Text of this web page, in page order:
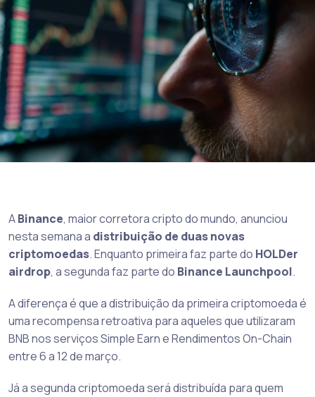
ABinance, maior corretora cripto do mundo, anunciou
nesta semana a distribuição de duas novas
criptomoedas. Enquanto primeira faz parte do HOLDer
airdrop, a segunda faz parte do Binance Launchpool.
A diferença é que a distribuição da primeira criptomoeda é
uma recompensa retroativa para aqueles que utilizaram
BNB nos serviços Simple Earn e Rendimentos On-Chain
entre 6 a 12 de março.
Já a segunda criptomoeda será distribuída para quem